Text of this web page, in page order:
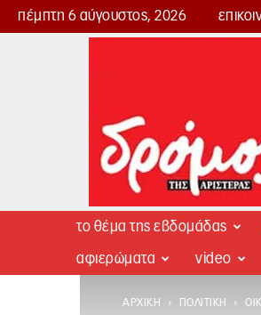
πέμπτη 6 αύγουστος, 2026
Δρόμος
το θέμα της εβδομάδας
αφιερώματα video
ΑΡΧΙΚΉ ΠΟΛΙΤΙΚΉ